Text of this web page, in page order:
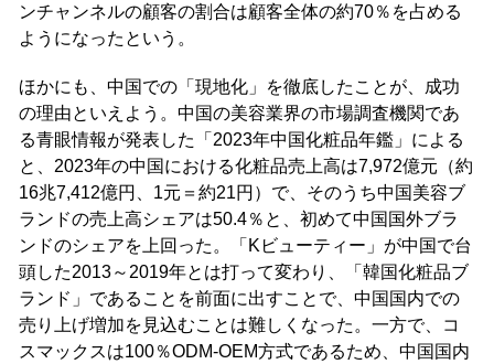
ンチャンネルの顧客の割合は顧客全体の約70％を占める
ようになったという。
ほかにも、中国での「現地化」を徹底したことが、成功
の理由といえよう。中国の美容業界の市場調査機関であ
る青眼情報が発表した「2023年中国化粧品年鑑」による
と、2023年の中国における化粧品売上高は7,972億元（約
16兆7,412億円、1元＝約21円）で、そのうち中国美容ブ
ランドの売上高シェアは50.4％と、初めて中国国外ブラ
ンドのシェアを上回った。「Kビューティー」が中国で台
頭した2013～2019年とは打って変わり、「韓国化粧品ブ
ランド」であることを前面に出すことで、中国国内での
売り上げ増加を見込むことは難しくなった。一方で、コ
スマックスは100％ODM-OEM方式であるため、中国国内